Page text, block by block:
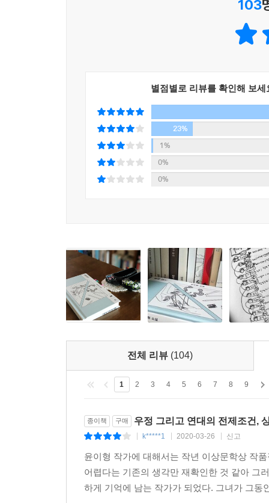
둘은 자주 만나지는 못했지만 네트워크로 언제
드물었을 뿐 아니라 진경이 셀피를 올리면 ‘좋아
기획하고 있는 책이나 앞으로 나올 책의 출간 소
그렇게 멀어진 뒤에도 왜 계속 서로의 움직임에,
“너는 나를 알고 싶은 거였구나!
나를 싫어하는 게 아니었어”
서로 기대고, 덧대어지고, 때론 교차하면서 펼치는
친밀감의 영역”이자 “순수하게 관계 내적인 속
이해관계 너머에 있는 ‘순수한’ 관계들의 유형
우정’이라는 출간물을 기획하며 취재를 요청한 대
경혜에게 친구가 되자고 먼저 손을 내민 당찬 학
그리고 그런 채이를 안타깝게 바라보는 친구 형
여성이 겪는 현실적인 문제들, 즉 가부장제, 성
억압과 폭력의 문제들은 자연스레 수면 위로
본질이란 과연 무엇인지를 반추하게 만든다.
사람들이다. 운전자는 수시로 바뀌지만 버스에
“오직 서로에게만 지어 보일 수 있던” 미소를 지닌
우정의 전제 조건은 같아지는 게 아니라
103
별점별로 리뷰를 확인해 보세
23%
1%
0%
0%
전체 리뷰 (104)
1 2 3 4 5 6 7 8 9
종이책 구매 우정 그리고 연대의 전제조건,
k*****1 2020-03-26 신고
윤이형 작가에 대해서는 작년 이상문학상 작
어렵다는 기존의 생각만 재확인한 것 같아 그
하게 기억에 남는 작가가 되었다. 그녀가 그